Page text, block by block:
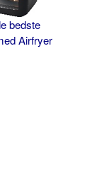
bedste
Airfryer